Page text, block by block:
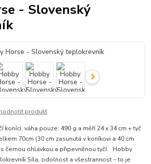
- Slovenský
produkt
koníci, váha pouze: 490 g a měří 24 x 34 cm + tyč
70cm (30 cm zasunutá v koníkovi a 40 cm
černou ohlávkou a připevněnou tyčí. Hobby
Síla, odolnost a všestrannost – to je